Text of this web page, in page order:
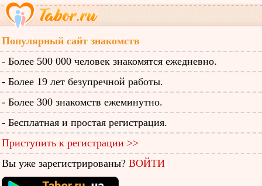
Популярный сайт знакомств
- Более 500 000 человек знакомятся ежедневно.
- Более 19 лет безупречной работы.
- Более 300 знакомств ежеминутно.
- Бесплатная и простая регистрация.
Приступить к регистрации >>
Вы уже зарегистрированы? ВОЙТИ